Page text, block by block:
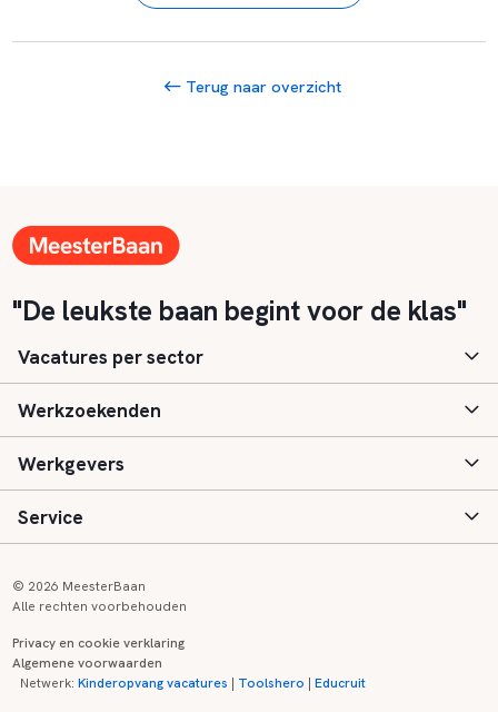
Terug naar overzicht
"De leukste baan begint voor de klas"
Vacatures per sector
Basisonderwijs
Speciaal (basis) onderwijs
Voortgezet onderwijs
Kinderopvang
Werkzoekenden
Aanmelden
Vacatures
Zij-instroom informatie
Werkgevers
Inloggen
Registreren
Service
Onderwijs links
© 2026 MeesterBaan
Alle rechten voorbehouden
Privacy en cookie verklaring
Algemene voorwaarden
Netwerk:Kinderopvang vacatures | Toolshero |Educruit